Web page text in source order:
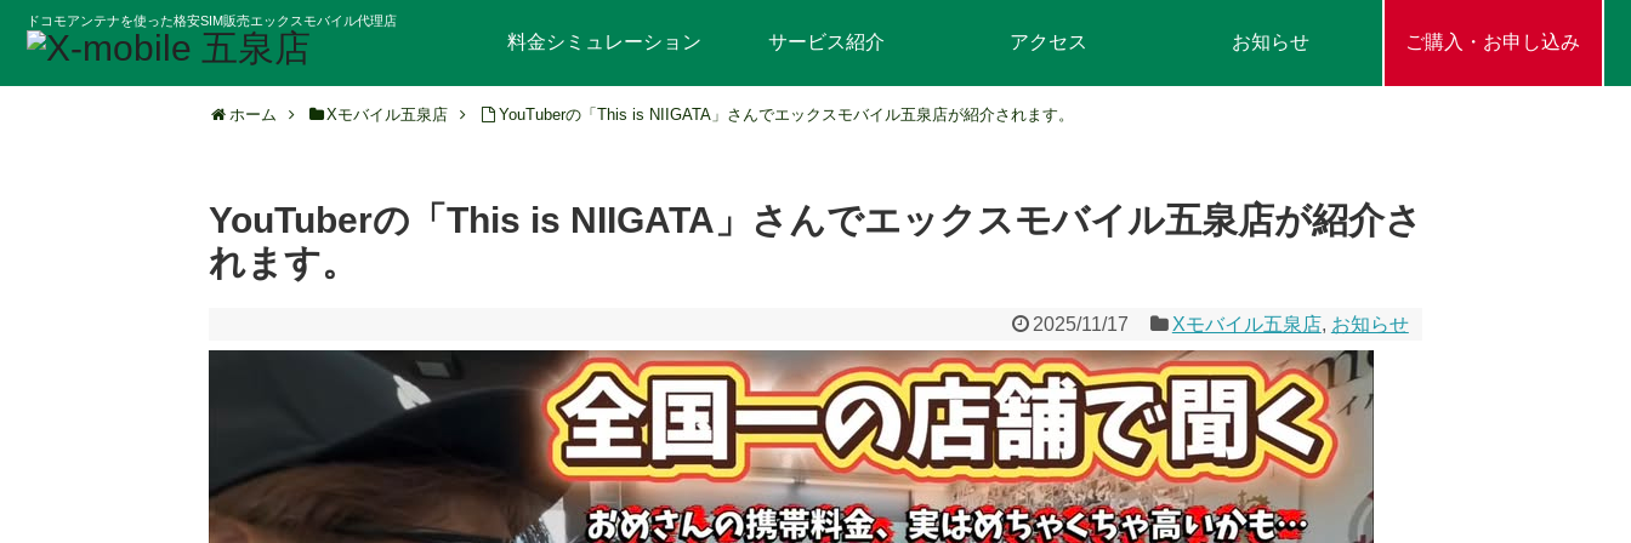
ドコモアンテナを使った格安SIM販売エックスモバイル代理店
料金シミュレーション サービス紹介 アクセス お知らせ ご購入・お申し込み
ホーム Xモバイル五泉店 YouTuberの「This is NIIGATA」さんでエックスモバイル五泉店が紹介されます。
YouTuberの「This is NIIGATA」さんでエックスモバイル五泉店が紹介さ
れます。
2025/11/17 Xモバイル五泉店, お知らせ